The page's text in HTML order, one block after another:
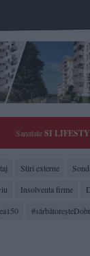
SanatateSI
Stiri externe
Insolventa firme